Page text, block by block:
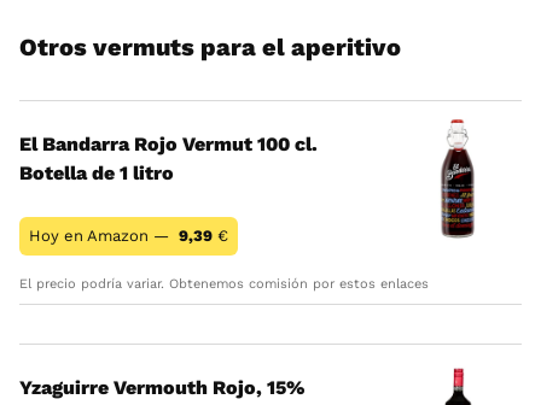
Otros vermuts para el aperitivo
El Bandarra Rojo Vermut 100 cl.
Botella de 1 litro
Hoy en Amazon — 9,39 €
El precio podría variar. Obtenemos comisión por estos enlaces
Yzaguirre Vermouth Rojo, 15%